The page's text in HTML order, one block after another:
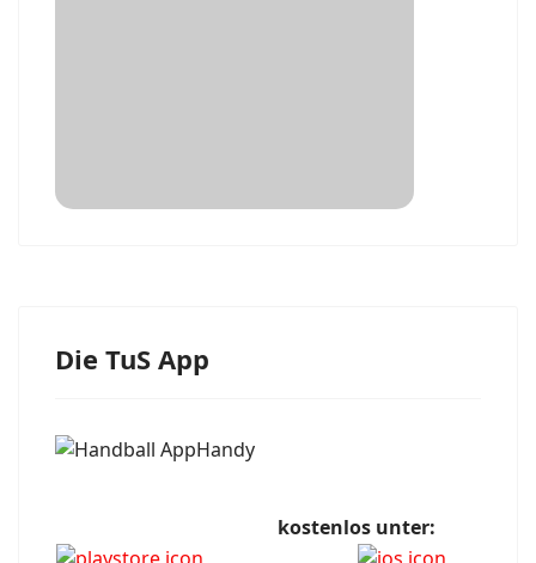
Die TuS App
kostenlos unter: